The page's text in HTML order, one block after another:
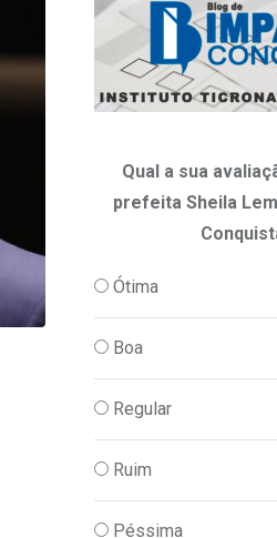
Vitória da
07/08/2026
Qual a sua
prefeita Sheila
Ótima
Boa
Regular
Ruim
Péssima